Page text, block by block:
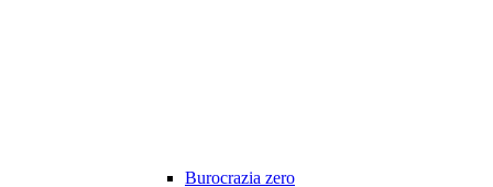
Burocrazia zero